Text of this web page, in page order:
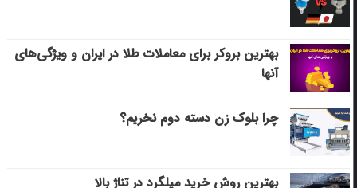
بهترین بروکر برای معاملات طلا در ایران و ویژگی‌های
آنها
چرا بلوک زن دسته دوم نخریم؟
بهترین روش خرید میلگرد در تناژ بالا